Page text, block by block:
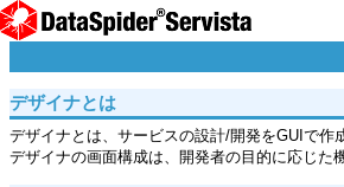
デザイナとは
デザイナとは、サービスの設計/開発をGUIで作
デザイナの画面構成は、開発者の目的に応じた